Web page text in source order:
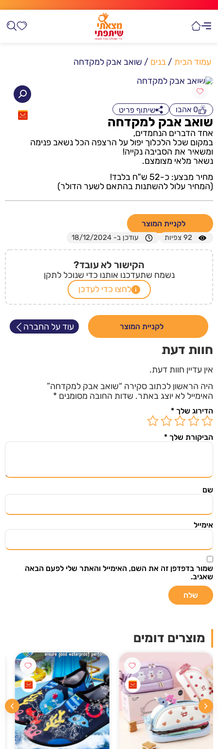
עמוד הבית / בנים / שואב אבק למקדחה
0 אהבו שיתוף פריט
שואב אבק למקדחה
אחד הדברים הנחמדים,
במקום שכל הלכלוך יפול על הרצפה הכל נשאב פנימה
ומשאיר את הסביבה נקייה!
נשאר מלאי מצומצם.
מחיר מבצע: כ-52 ש"ח בלבד!
(המחיר עלול להשתנות בהתאם לשער הדולר)
לקניית המוצר
92 צפיות עודכן ב- 18/12/2024
הקישור לא עובד?
נשמח שתעדכנו אותנו כדי שנוכל לתקן
לחצו כדי לעדכן
לקניית המוצר עוד על החברה
חוות דעת
אין עדיין חוות דעת.
היה הראשון לכתוב סקירה “שואב אבק למקדחה”
האימייל לא יוצג באתר. שדות החובה מסומנים *
הדירוג שלך *
הביקורת שלך *
שם
אימייל
שמור בדפדפן זה את השם, האימייל והאתר שלי לפעם הבאה
שאגיב.
מוצרים דומים